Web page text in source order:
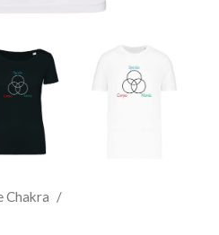
Chakra